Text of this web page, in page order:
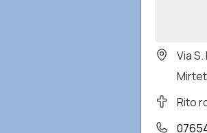
Via
Rito